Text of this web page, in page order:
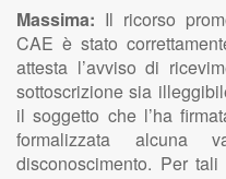
Massima: Il ricorso
CAE è stato
attesta l’avviso di
sottoscrizione sia
il soggetto che l’ha
formalizzata
disconoscimento. Per